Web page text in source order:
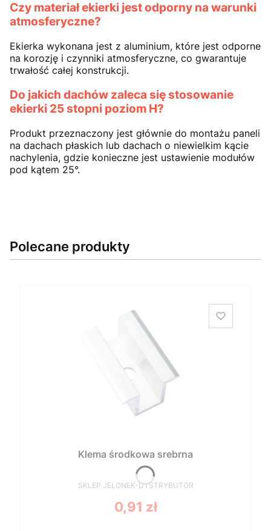
Czy materiał ekierki jest odporny na warunki
atmosferyczne?
Ekierka wykonana jest z aluminium, które jest odporne
na korozję i czynniki atmosferyczne, co gwarantuje
trwałość całej konstrukcji.
Do jakich dachów zaleca się stosowanie
ekierki 25 stopni poziom H?
Produkt przeznaczony jest głównie do montażu paneli
na dachach płaskich lub dachach o niewielkim kącie
nachylenia, gdzie konieczne jest ustawienie modułów
pod kątem 25°.
Polecane produkty
Klema środkowa srebrna
PRODUCENT
SKLEP JELONEK-DYSTRYBUTOR
Cena
0,91 zł